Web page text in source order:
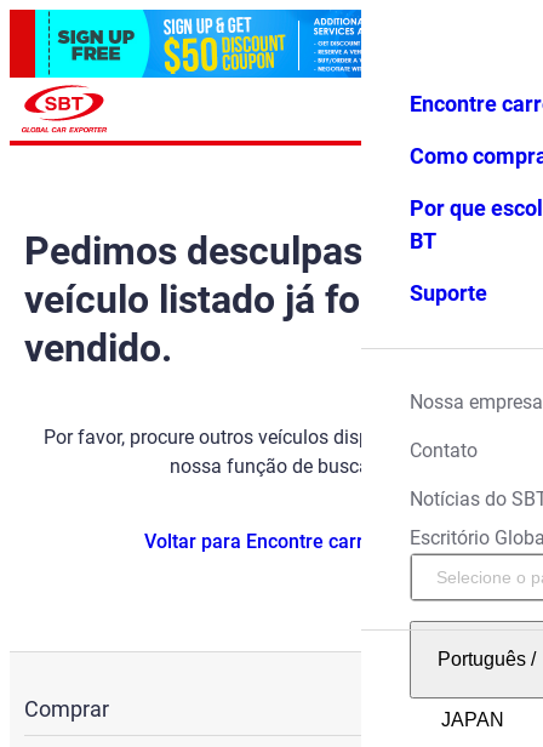
Favoritos Menu
Encontre
Como
Por que
BT
Suporte
Nossa empresa
Contato
Notícias do
Escritório
Português/
Pedimos desculpas, mas o
veículo listado já foi
vendido.
Por favor, procure outros veículos disponíveis usando
nossa função de busca.
Voltar para Encontre carros
Comprar